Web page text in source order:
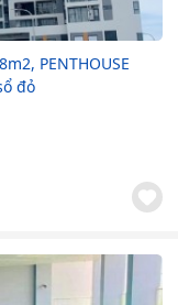
PENTHOUSE
đỏ